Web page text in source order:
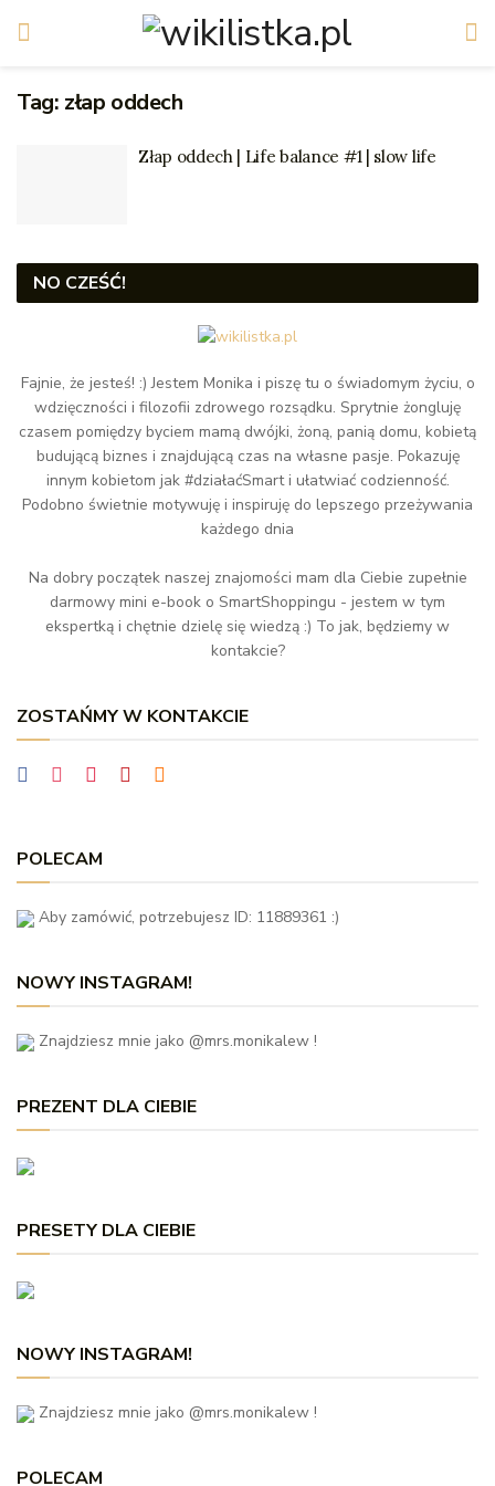
Tag: złap oddech
Złap oddech | Life balance #1 | slow life
NO CZEŚĆ!
Fajnie, że jesteś! :) Jestem Monika i piszę tu o świadomym życiu, o
wdzięczności i filozofii zdrowego rozsądku. Sprytnie żongluję
czasem pomiędzy byciem mamą dwójki, żoną, panią domu, kobietą
budującą biznes i znajdującą czas na własne pasje. Pokazuję
innym kobietom jak #działaćSmart i ułatwiać codzienność.
Podobno świetnie motywuję i inspiruję do lepszego przeżywania
każdego dnia
Na dobry początek naszej znajomości mam dla Ciebie zupełnie
darmowy mini e-book o SmartShoppingu - jestem w tym
ekspertką i chętnie dzielę się wiedzą :) To jak, będziemy w
kontakcie?
ZOSTAŃMY W KONTAKCIE
POLECAM
Aby zamówić, potrzebujesz ID: 11889361 :)
NOWY INSTAGRAM!
Znajdziesz mnie jako @mrs.monikalew !
PREZENT DLA CIEBIE
PRESETY DLA CIEBIE
NOWY INSTAGRAM!
Znajdziesz mnie jako @mrs.monikalew !
POLECAM